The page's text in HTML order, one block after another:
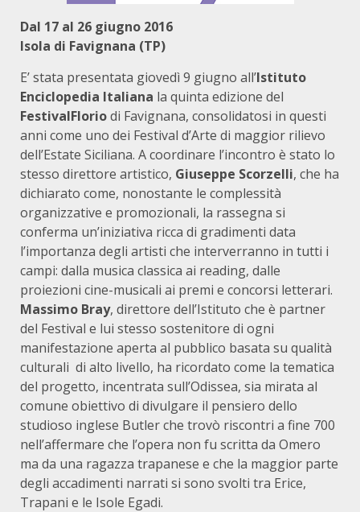
Dal 17 al 26 giugno 2016
Isola di Favignana (TP)
E’ stata presentata giovedì 9 giugno all’Istituto
Enciclopedia Italiana la quinta edizione del
FestivalFloriodi Favignana, consolidatosi in questi
anni come uno dei Festival d’Arte di maggior rilievo
dell’Estate Siciliana. A coordinare l’incontro è stato lo
stesso direttore artistico, Giuseppe Scorzelli, che ha
dichiarato come, nonostante le complessità
organizzative e promozionali, la rassegna si
conferma un’iniziativa ricca di gradimenti data
l’importanza degli artisti che interverranno in tutti i
campi: dalla musica classica ai reading, dalle
proiezioni cine-musicali ai premi e concorsi letterari.
Massimo Bray, direttore dell’Istituto che è partner
del Festival e lui stesso sostenitore di ogni
manifestazione aperta al pubblico basata su qualità
culturali di alto livello, ha ricordato come la tematica
del progetto, incentrata sull’Odissea, sia mirata al
comune obiettivo di divulgare il pensiero dello
studioso inglese Butler che trovò riscontri a fine 700
nell’affermare che l’opera non fu scritta da Omero
ma da una ragazza trapanese e che la maggior parte
degli accadimenti narrati si sono svolti tra Erice,
Trapani e le Isole Egadi.